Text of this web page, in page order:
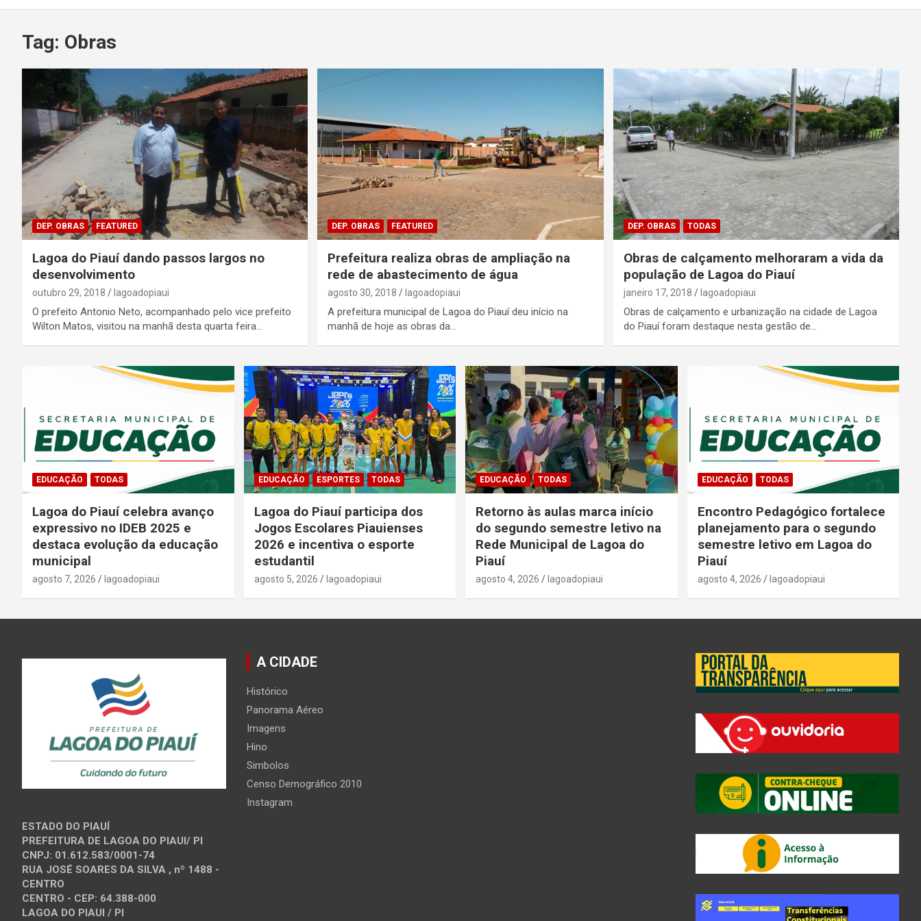
Tag: Obras
DEP. OBRAS FEATURED
Lagoa do Piauí dando passos largos no
desenvolvimento
outubro 29, 2018 lagoadopiaui
O prefeito Antonio Neto, acompanhado pelo vice prefeito
Wilton Matos, visitou na manhã desta quarta feira…
DEP. OBRAS FEATURED
Prefeitura realiza obras de ampliação na
rede de abastecimento de água
agosto 30, 2018 lagoadopiaui
A prefeitura municipal de Lagoa do Piauí deu início na
manhã de hoje as obras da…
DEP. OBRAS TODAS
Obras de calçamento melhoraram a vida da
população de Lagoa do Piauí
janeiro 17, 2018 lagoadopiaui
Obras de calçamento e urbanização na cidade de Lagoa
do Piauí foram destaque nesta gestão de…
EDUCAÇÃO TODAS
Lagoa do Piauí celebra avanço
expressivo no IDEB 2025 e
destaca evolução da educação
municipal
agosto 7, 2026 lagoadopiaui
EDUCAÇÃO ESPORTES TODAS
Lagoa do Piauí participa dos
Jogos Escolares Piauienses
2026 e incentiva o esporte
estudantil
agosto 5, 2026 lagoadopiaui
EDUCAÇÃO TODAS
Retorno às aulas marca início
do segundo semestre letivo na
Rede Municipal de Lagoa do
Piauí
agosto 4, 2026 lagoadopiaui
EDUCAÇÃO TODAS
Encontro Pedagógico fortalece
planejamento para o segundo
semestre letivo em Lagoa do
Piauí
agosto 4, 2026 lagoadopiaui
ESTADO DO PIAUÍ
PREFEITURA DE LAGOA DO PIAUI/ PI
CNPJ: 01.612.583/0001-74
RUA JOSÉ SOARES DA SILVA , nº 1488 -
CENTRO
CENTRO - CEP: 64.388-000
LAGOA DO PIAUI / PI
A CIDADE
Histórico
Panorama Aéreo
Imagens
Hino
Simbolos
Censo Demográfico 2010
Instagram